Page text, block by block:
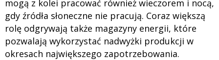
mogą z kolei pracować również wieczorem i nocą,
gdy źródła słoneczne nie pracują. Coraz większą
rolę odgrywają także magazyny energii, które
pozwalają wykorzystać nadwyżki produkcji w
okresach największego zapotrzebowania.